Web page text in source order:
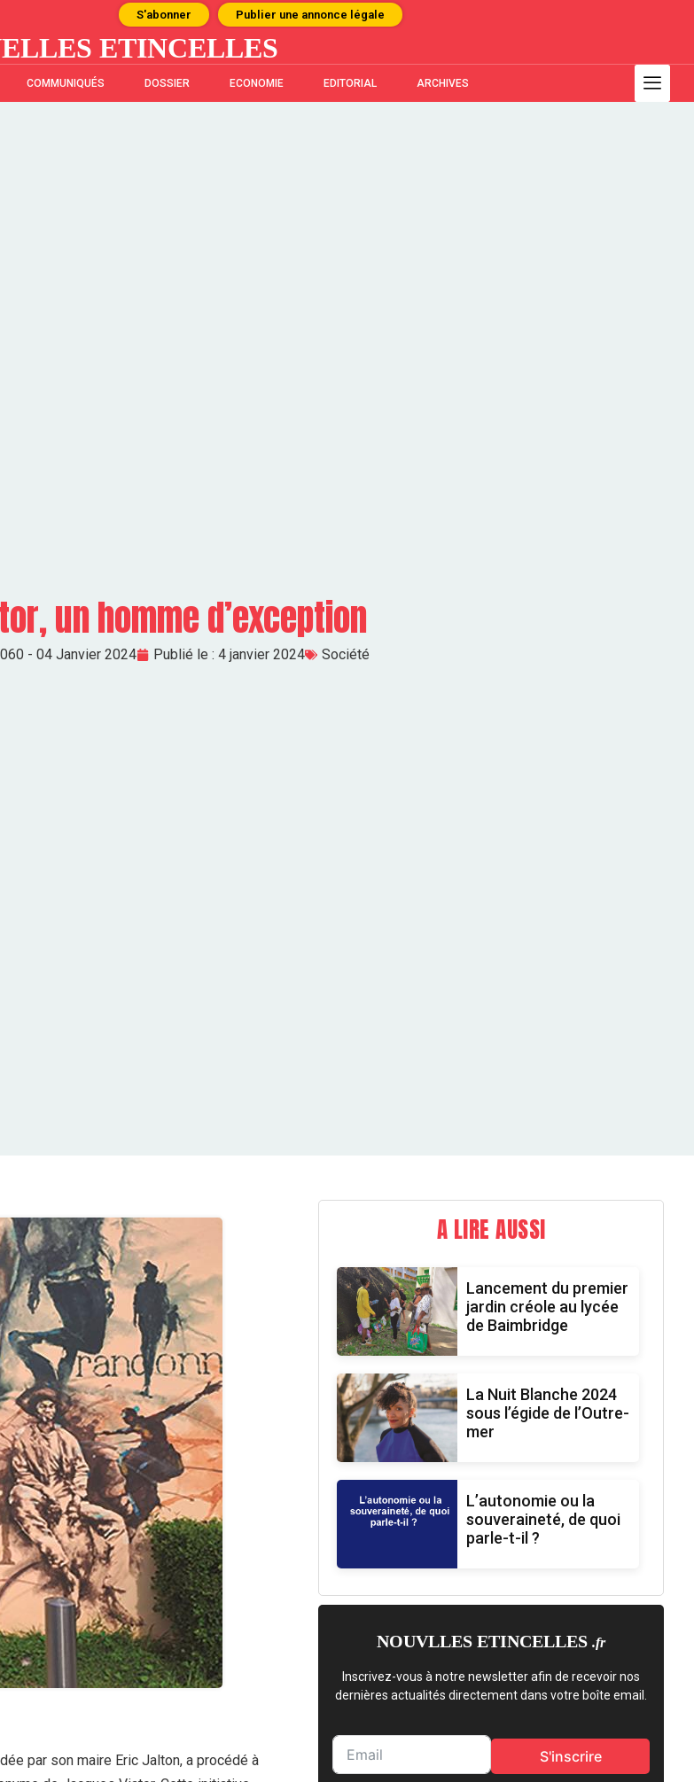
S'abonner Publier une annonce légale
ETINCELLES
COMMUNIQUÉS DOSSIER ECONOMIE EDITORIAL ARCHIVES
un homme d’exception
- 04 Janvier 2024 Publié le : 4 janvier 2024 Société
par son maire Eric Jalton, a procédé à
A LIRE AUSSI
Lancement du premier
jardin créole au lycée
de Baimbridge
La Nuit Blanche 2024
sous l’égide de l’Outre-
mer
L’autonomie ou la
souveraineté, de quoi
parle-t-il ?
NOUVLLES ETINCELLES .fr
Inscrivez-vous à notre newsletter afin de recevoir nos
dernières actualités directement dans votre boîte email.
S'inscrire